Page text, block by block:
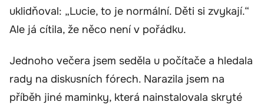
uklidňoval: „Lucie, to je normální. Děti si zvykají.“
Ale já cítila, že něco není v pořádku.
Jednoho večera jsem seděla u počítače a hledala
rady na diskusních fórech. Narazila jsem na
příběh jiné maminky, která nainstalovala skryté